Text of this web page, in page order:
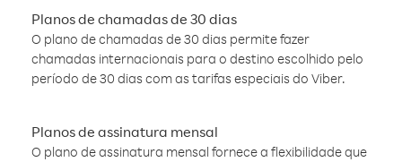
Planos de chamadas de 30 dias
O plano de chamadas de 30 dias permite fazer
chamadas internacionais para o destino escolhido pelo
período de 30 dias com as tarifas especiais do Viber.
Planos de assinatura mensal
O plano de assinatura mensal fornece a flexibilidade que